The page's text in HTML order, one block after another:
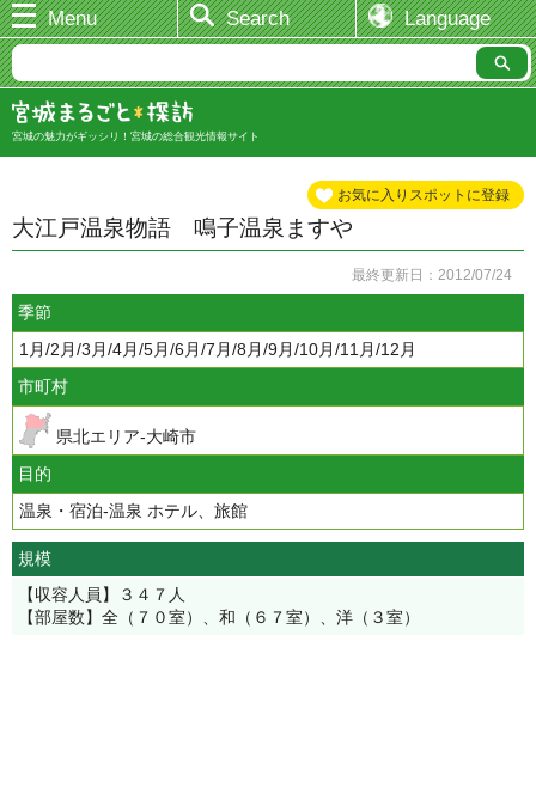
Menu Search Language
宮城の魅力がギッシリ！宮城の総合観光情報サイト
お気に入りスポットに登録
大江戸温泉物語 鳴子温泉ますや
最終更新日：2012/07/24
季節
1月/2月/3月/4月/5月/6月/7月/8月/9月/10月/11月/12月
市町村
県北エリア-大崎市
目的
温泉・宿泊-温泉 ホテル、旅館
規模
【収容人員】３４７人
【部屋数】全（７０室）、和（６７室）、洋（３室）